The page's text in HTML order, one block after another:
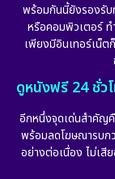
พร้อมกันนี้ยังรองรับ
หรือคอมพิวเตอร์ ท
เพียงมีอินเทอร์เน็
ดูหนังฟรี 24 ชั่ว
อีกหนึ่งจุดเด่นสำคัญ
พร้อมลดโฆษณารบก
อย่างต่อเนื่อง ไม่เสี